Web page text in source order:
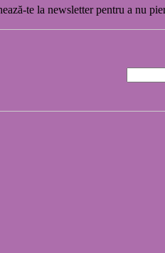
te la newsletter pentru a nu